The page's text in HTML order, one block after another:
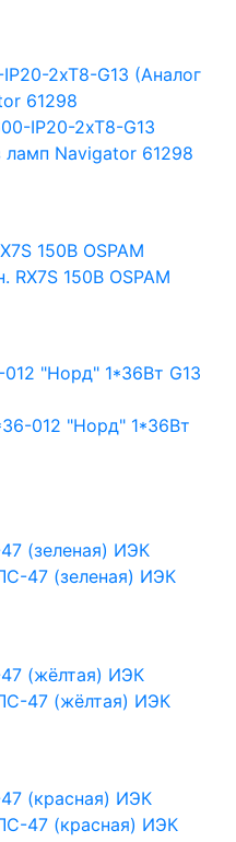
IP20-2xT8-G13
Navigator 61298
RX7S 150B OSPAM
012 "Норд" 1*36Вт
47 (зеленая) ИЭК
47 (жёлтая) ИЭК
47 (красная) ИЭК